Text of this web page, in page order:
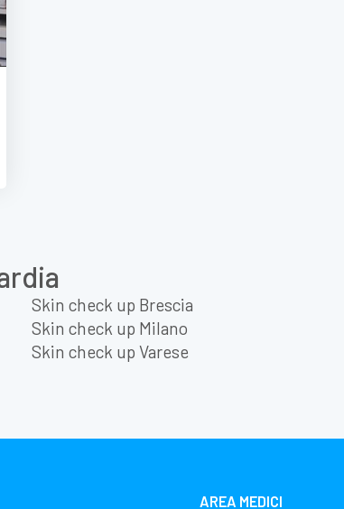
Skin check up Brescia
Skin check up Milano
Skin check up Varese
AREA MEDICI